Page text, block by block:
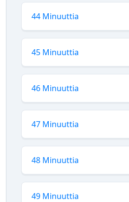
44 Minuuttia
45 Minuuttia
46 Minuuttia
47 Minuuttia
48 Minuuttia
49 Minuuttia